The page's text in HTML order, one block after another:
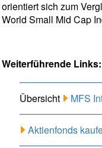
orientiert sich zum
World Small Mid Cap
Weiterführende Links:
Übersicht MFS
Aktienfonds